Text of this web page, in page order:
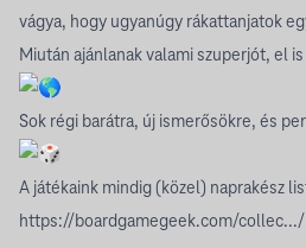
vágya, hogy ugyanúgy rákattanjatok
Miután ajánlanak valami szuperjót, el
Sok régi barátra, új ismerősökre, és
A játékaink mindig (közel) naprakész
https://boardgamegeek.com/